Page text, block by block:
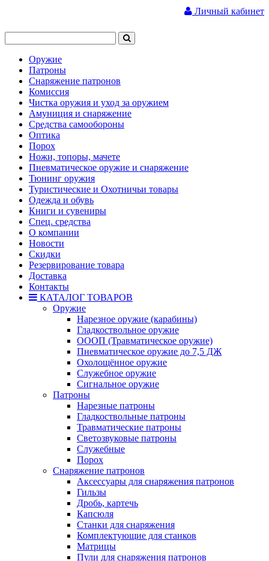
Личный кабинет
Оружие
Патроны
Снаряжение патронов
Комиссия
Чистка оружия и уход за оружием
Амуниция и снаряжение
Средства самообороны
Оптика
Порох
Ножи, топоры, мачете
Пневматическое оружие и снаряжение
Тюнинг оружия
Туристические и Охотничьи товары
Одежда и обувь
Книги и сувениры
Спец. средства
О компании
Новости
Скидки
Резервирование товара
Доставка
Контакты
КАТАЛОГ ТОВАРОВ
Оружие
Нарезное оружие (карабины)
Гладкоствольное оружие
ОООП (Травматическое оружие)
Пневматическое оружие до 7,5 ДЖ
Охолощённое оружие
Служебное оружие
Сигнальное оружие
Патроны
Нарезные патроны
Гладкоствольные патроны
Травматические патроны
Светозвуковые патроны
Служебные
Порох
Снаряжение патронов
Аксессуары для снаряжения патронов
Гильзы
Дробь, картечь
Капсюля
Станки для снаряжения
Комплектующие для станков
Матрицы
Пули для снаряжения патронов